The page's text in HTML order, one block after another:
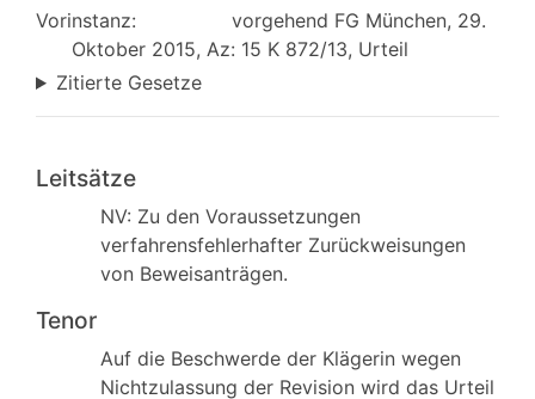
Vorinstanz:
vorgehend FG München, 29.
Oktober 2015, Az: 15 K 872/13, Urteil
Zitierte Gesetze
Leitsätze
NV: Zu den Voraussetzungen
verfahrensfehlerhafter Zurückweisungen
von Beweisanträgen.
Tenor
Auf die Beschwerde der Klägerin wegen
Nichtzulassung der Revision wird das Urteil